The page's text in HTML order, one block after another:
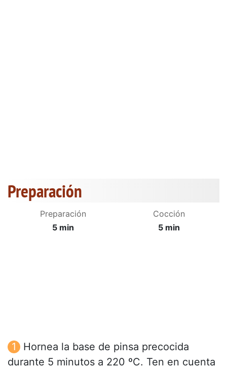
Preparación
Preparación
5 min
Cocción
5 min
Hornea la base de pinsa precocida
durante 5 minutos a 220 ºC. Ten en cuenta